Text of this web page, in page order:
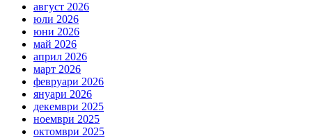
август 2026
юли 2026
юни 2026
май 2026
април 2026
март 2026
февруари 2026
януари 2026
декември 2025
ноември 2025
октомври 2025